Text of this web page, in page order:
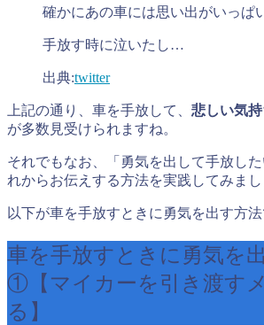
確かにあの車には思い出がいっ
手放す時に泣いたし…
出典:twitter
上記の通り、車を手放して、 悲しい気持
が多数見受けられますね。
それでもなお、「勇気を出して手放し
れからお伝えする方法を実践してみまし
以下が車を手放すときに勇気を出す方法
車を手放すときに勇気を
①【マイカーを引き渡す
る】